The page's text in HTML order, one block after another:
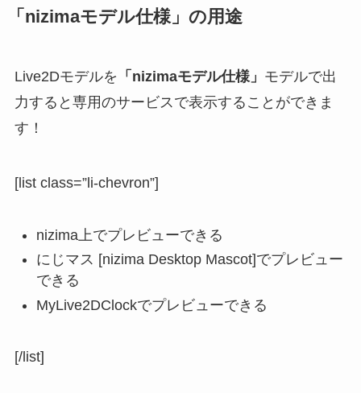
「nizimaモデル仕様」の用途
Live2Dモデルを 「nizimaモデル仕様」 モデルで出
力すると専用のサービスで表示することができま
す！
[list class=”li-chevron”]
nizima上でプレビューできる
にじマス [nizima Desktop Mascot]でプレビュー
できる
MyLive2DClockでプレビューできる
[/list]